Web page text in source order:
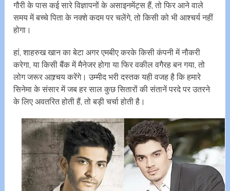
गौरी के पास कई सारे विज्ञापनों के असाइनमेंट्स हैं, तो फिर आने वाले
समय में बच्चे पिता के नक्शे कदम पर चलेंगे, तो किसी को भी आश्चर्य नहीं
होगा।
हां, शाहरुख खान का बेटा अगर एमबीए करके किसी कंपनी में नौकरी
करेगा, या किसी बैंक में मैनेजर होगा या फिर वकील वगैरह बन गया, तो
लोग जरूर आश्र्चय करेंगे। उम्मीद भरी दस्तक यही वजह है कि हमारे
सिनेमा के संसार में जब हर साल कुछ सितारों की संतानें परदे पर उतरने
के लिए अवतरित होती हैं, तो बड़ी चर्चा होती है।